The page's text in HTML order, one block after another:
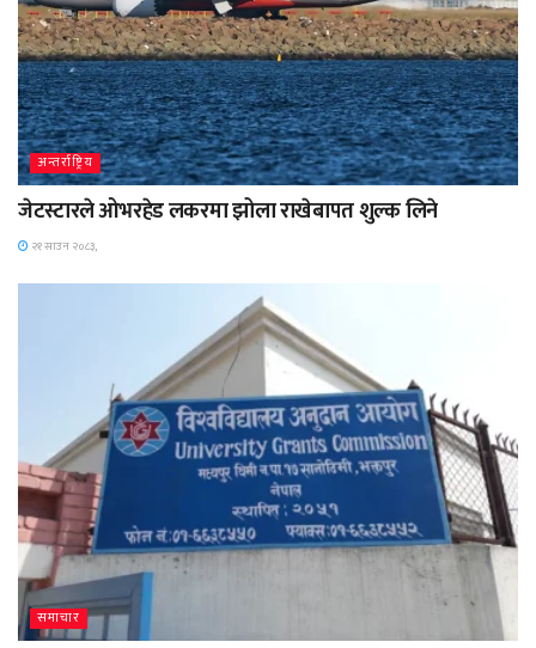
अन्तर्राष्ट्रिय
जेटस्टारले ओभरहेड लकरमा झोला राखेबापत शुल्क लिने
२१ साउन २०८३,
समाचार